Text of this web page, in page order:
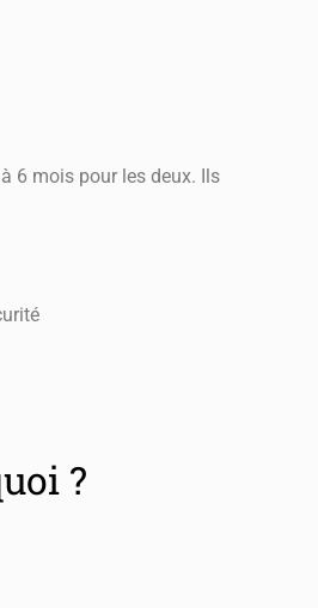
6 mois pour les deux. Ils
?